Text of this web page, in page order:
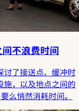
不浪费时间
讨了接送点、缓冲时
施，以及地点之间的
么悄然消耗时间。